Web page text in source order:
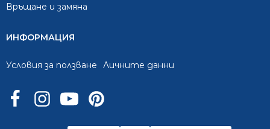
Връщане и замяна
ИНФОРМАЦИЯ
Условия за ползване Личните данни